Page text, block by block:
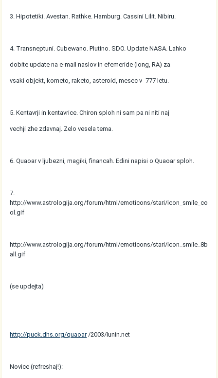
3. Hipotetiki. Avestan. Rathke. Hamburg. Cassini Lilit. Nibiru.
4. Transneptuni. Cubewano. Plutino. SDO. Update NASA. Lahko
dobite update na e-mail naslov in efemeride (long, RA) za
vsaki objekt, kometo, raketo, asteroid, mesec v -777 letu.
5. Kentavrji in kentavrice. Chiron sploh ni sam pa ni niti naj
vechji zhe zdavnaj. Zelo vesela tema.
6. Quaoar v ljubezni, magiki, financah. Edini napisi o Quaoar sploh.
7.
http://www.astrologija.org/forum/html/emoticons/stari/icon_smile_co
ol.gif
http://www.astrologija.org/forum/html/emoticons/stari/icon_smile_8b
all.gif
(se updejta)
http://puck.dhs.org/quaoar/2003/lunin.net
Novice (refreshaj!):